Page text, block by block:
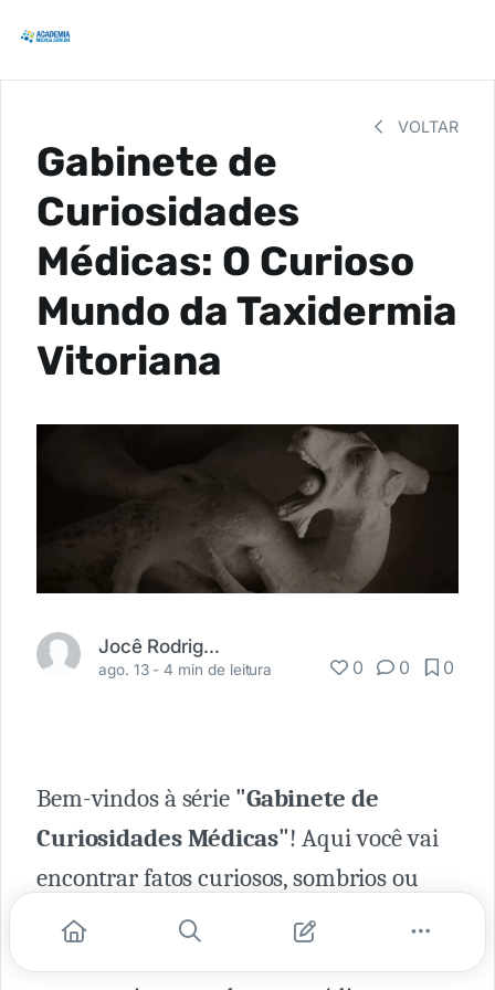
VOLTAR
Gabinete de
Curiosidades
Médicas: O Curioso
Mundo da Taxidermia
Vitoriana
Jocê Rodrigues
ago. 13 -4 min de leitura 0 0 0
Bem-vindos à série "Gabinete de
Curiosidades Médicas"! Aqui você vai
encontrar fatos curiosos, sombrios ou
interessantes sobre a história da